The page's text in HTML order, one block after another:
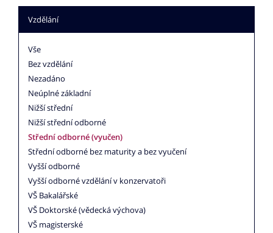
Vzdělání
Vše
Bez vzdělání
Nezadáno
Neúplné základní
Nižší střední
Nižší střední odborné
Střední odborné (vyučen)
Střední odborné bez maturity a bez vyučení
Vyšší odborné
Vyšší odborné vzdělání v konzervatoři
VŠ Bakalářské
VŠ Doktorské (vědecká výchova)
VŠ magisterské